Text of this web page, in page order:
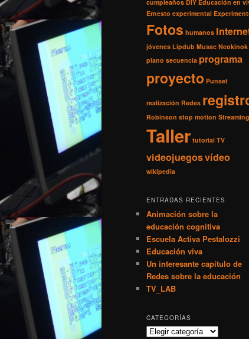
cumpleaños DIY Educación en
Ernesto experimental
Fotos humanos
jóvenes Lipdub Musac Neokinok
plano secuencia programa
proyecto Punset
realización Redes
Robinson stop motion Streaming
Taller tutorial TV
videojuegosvídeo
wikipedia
ENTRADAS RECIENTES
Animación sobre la
educación cognitiva
Escuela Activa Pestalozzi
Educación viva
Un interesante capítulo de
Redes sobre la educación
TV_LAB
CATEGORÍAS